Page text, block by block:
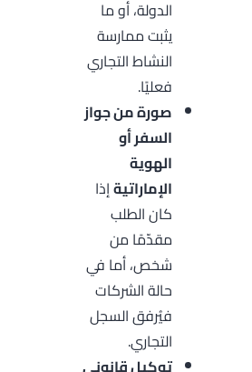
الدولة، أو ما
يثبت ممارسة
النشاط التجاري
فعليًا.
صورة من جواز
السفر أو
الهوية
الإماراتيةإذا
كان الطلب
مقدّمًا من
شخص، أما في
حالة الشركات
فيُرفق السجل
التجاري.
توكيل قانوني